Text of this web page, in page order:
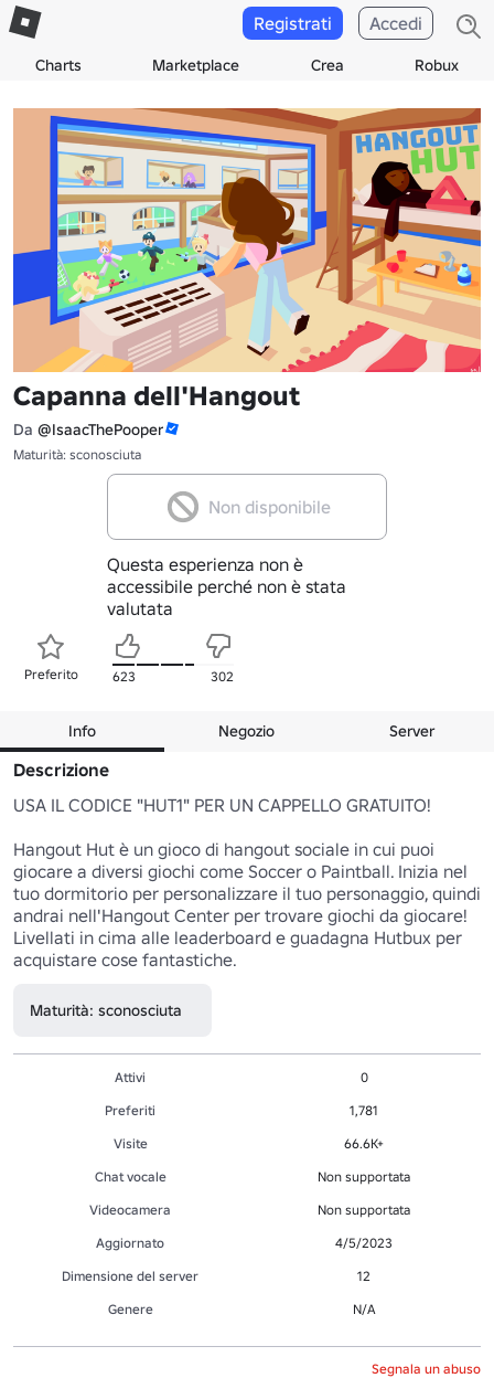
Charts Marketplace Crea Robux
Registrati Accedi
Capanna dell'Hangout
Da @IsaacThePooper
Maturità: sconosciuta
Non disponibile
Questa esperienza non è
accessibile perché non è stata
valutata
Preferito 623 302
Info Negozio Server
Descrizione
USA IL CODICE "HUT1" PER UN CAPPELLO GRATUITO!
Hangout Hut è un gioco di hangout sociale in cui puoi
giocare a diversi giochi come Soccer o Paintball. Inizia nel
tuo dormitorio per personalizzare il tuo personaggio, quindi
andrai nell'Hangout Center per trovare giochi da giocare!
Livellati in cima alle leaderboard e guadagna Hutbux per
acquistare cose fantastiche.
Maturità: sconosciuta
Attivi
0
Preferiti
1,781
Visite
66.6K+
Chat vocale
Non supportata
Videocamera
Non supportata
Aggiornato
4/5/2023
Dimensione del server
12
Genere
N/A
Segnala un abuso